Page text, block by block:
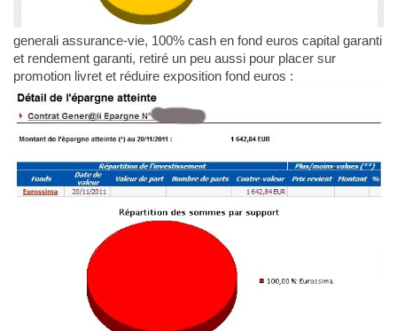
generali assurance-vie, 100% cash en fond euros capital garanti
et rendement garanti, retiré un peu aussi pour placer sur
promotion livret et réduire exposition fond euros :